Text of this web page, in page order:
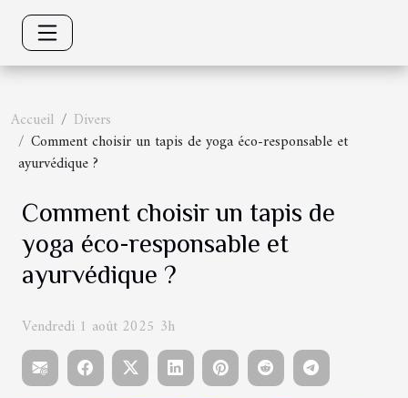
Accueil
Divers
Comment choisir un tapis de yoga éco-responsable et
ayurvédique ?
Comment choisir un tapis de
yoga éco-responsable et
ayurvédique ?
Vendredi 1 août 2025 3h